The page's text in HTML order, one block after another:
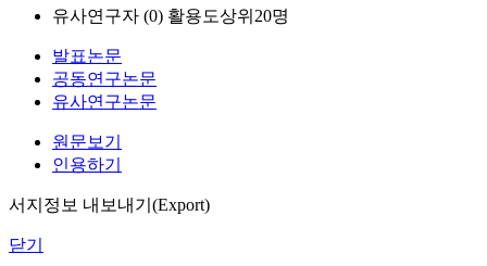
유사연구자 (0) 활용도상위20명
발표논문
공동연구논문
유사연구논문
원문보기
인용하기
서지정보 내보내기(Export)
닫기